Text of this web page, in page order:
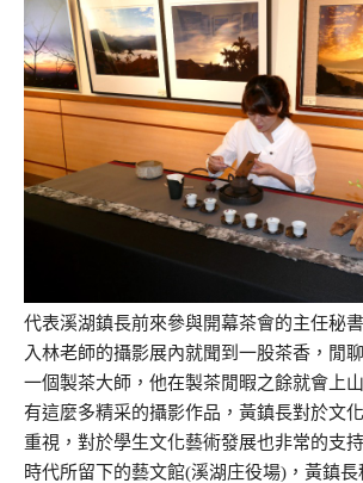
代表溪湖鎮長前來參與開幕茶會的主任秘
入林老師的攝影展內就聞到一股茶香，閒
一個製茶大師，他在製茶閒暇之餘就會上
有這麼多精采的攝影作品，黃鎮長對於文
重視，對於學生文化藝術發展也非常的支
時代所留下的藝文館(溪湖庄役場)，黃鎮